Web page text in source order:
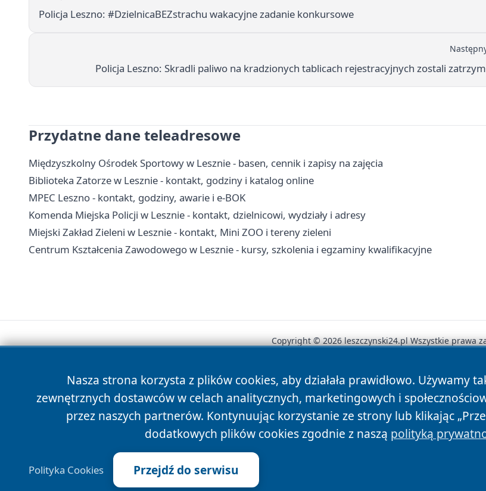
Policja Leszno: #DzielnicaBEZstrachu wakacyjne zadanie konkursowe
Policja Leszno: Skradli paliwo na kradzionych tablicach rejestracyjnych zostali
Przydatne dane teleadresowe
Międzyszkolny Ośrodek Sportowy w Lesznie - basen, cennik i zapisy na zajęcia
Biblioteka Zatorze w Lesznie - kontakt, godziny i katalog online
MPEC Leszno - kontakt, godziny, awarie i e-BOK
Komenda Miejska Policji w Lesznie - kontakt, dzielnicowi, wydziały i adresy
Miejski Zakład Zieleni w Lesznie - kontakt, Mini ZOO i tereny zieleni
Centrum Kształcenia Zawodowego w Lesznie - kursy, szkolenia i egzaminy kwalifikacyjne
Nasza strona korzysta z plików cookies, aby działała prawidłowo.
zewnętrznych dostawców w celach analitycznych, marketingowych i
przez naszych partnerów. Kontynuując korzystanie ze strony lub klikając
dodatkowych plików cookies zgodnie z naszą polityką
Polityka Cookies Przejdź do serwisu
Copyright © 2026 leszczynski24.pl Wszystkie prawa
News Autorzy Polityka Prywatności